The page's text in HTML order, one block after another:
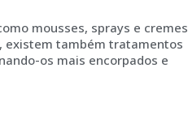
mousses, sprays e cremes
existem também tratamentos
os mais encorpados e